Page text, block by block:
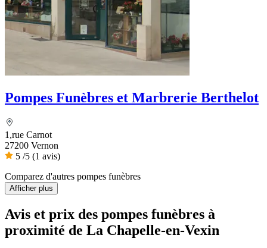
Pompes Funèbres et Marbrerie Berthelot
1,rue Carnot
27200 Vernon
5 /5 (1 avis)
Comparez d'autres pompes funèbres
Afficher plus
Avis et prix des pompes funèbres à
proximité de La Chapelle-en-Vexin